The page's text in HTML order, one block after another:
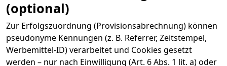
(optional)
Zur Erfolgszuordnung (Provisionsabrechnung) können
pseudonyme Kennungen (z. B. Referrer, Zeitstempel,
Werbemittel-ID) verarbeitet und Cookies gesetzt
werden – nur nach Einwilligung (Art. 6 Abs. 1 lit. a) oder